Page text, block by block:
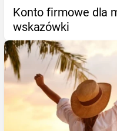
Konto firmowe dla
wskazówki